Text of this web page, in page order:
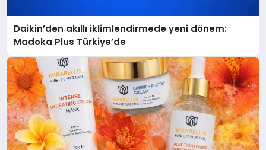
Daikin’den akıllı iklimlendirmede yeni dönem:
Madoka Plus Türkiye’de